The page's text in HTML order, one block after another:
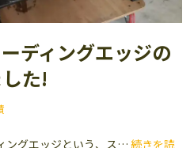
ディングエッジの
た!
ングエッジという、ス… 続きを読